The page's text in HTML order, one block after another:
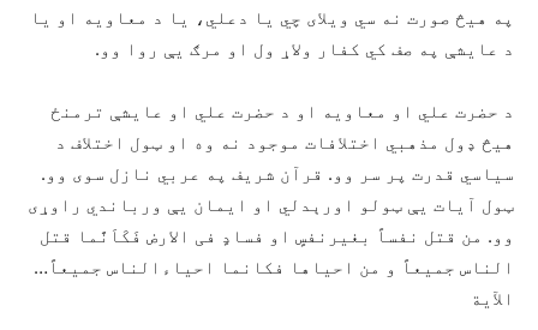
په هیڅ صورت نه سي ویلای چي یا دعلي، یا د معاویه او یا
د عایشې په صف کي کفار ولاړ ول او مرګ یې روا وو.
د حضرت علي او معاویه او د حضرت علي او عایشې ترمنځ
هیڅ ډول مذهبي اختلافات موجود نه وه او ټول اختلاف د
سیاسي قدرت پر سر وو. قرآن شریف په عربي نازل سوی وو.
ټول آیات یې ټولو اورېدلي او ایمان یې ورباندي راوړی
وو. من قتل نفساً بغیرنفسٍ او فسادٍ فی الارض فَکَاَنَّما قتل
الناس جمیعاً و من احیاها فکانما احیاءالناس جمیعاً…
الآیة